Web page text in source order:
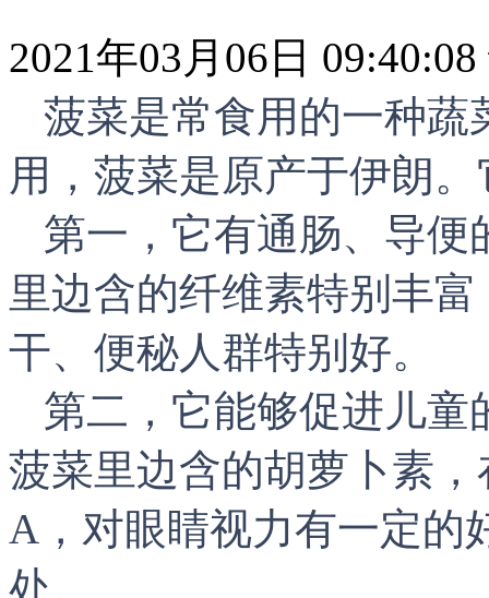
2021年03月06日 09:40:08
菠菜是常食用的一种蔬
用，菠菜是原产于伊朗
第一，它有通肠、导便
里边含的纤维素特别丰
干、便秘人群特别好。
第二，它能够促进儿童
菠菜里边含的胡萝卜素
A ，对眼睛视力有一定
处。